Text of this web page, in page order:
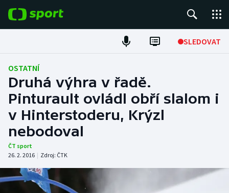
SLEDOVAT
Fotbal
Hokej
Tenis
Atletika
DALŠÍ SPORTY
OSTATNÍ
Druhá výhra v řadě.
Pinturault ovládl obří slalom i
v Hinterstoderu, Krýzl
nebodoval
ČT sport
26. 2. 2016 | Zdroj: ČTK